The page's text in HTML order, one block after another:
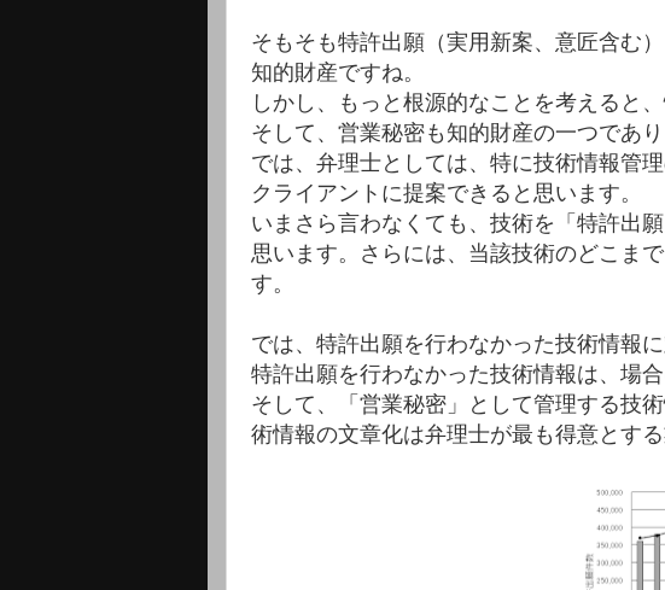
そもそも特許出願（実用新案、意匠含む
知的財産ですね。
しかし、もっと根源的なことを考えると
そして、営業秘密も知的財産の一つであ
では、弁理士としては、特に技術情報管
クライアントに提案できると思います。
いまさら言わなくても、技術を「特許出
思います。さらには、当該技術のどこま
す。
では、特許出願を行わなかった技術情報
特許出願を行わなかった技術情報は、場
そして、「営業秘密」として管理する技
術情報の文章化は弁理士が最も得意とす